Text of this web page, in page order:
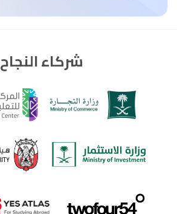
شركاء النجاح